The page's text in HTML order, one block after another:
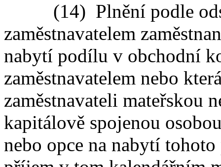
(14) Plnění podle
zaměstnavatelem
nabytí podílu v obchodní
zaměstnavatelem nebo
zaměstnavateli mateřskou
kapitálově spojenou
nebo opce na nabytí